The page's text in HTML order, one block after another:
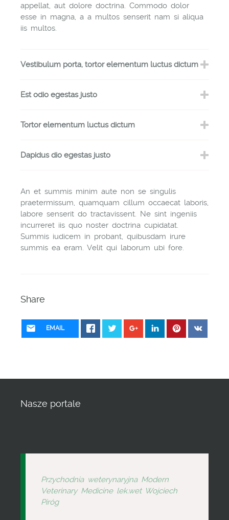
appellat, aut dolore doctrina. Commodo dolor
esse in magna, a a multos senserit nam si aliqua
iis multos.
Vestibulum porta, tortor elementum luctus dictum
Est odio egestas justo
Tortor elementum luctus dictum
Dapidus dio egestas justo
An et summis minim aute non se singulis
praetermissum, quamquam cillum occaecat laboris,
labore senserit do tractavissent. Ne sint ingeniis
incurreret iis quo noster doctrina cupidatat.
Summis iudicem in probant, quibusdam irure
summis ea eram. Velit qui laborum ubi fore.
Share
EMAIL
Nasze portale
Przychodnia weterynaryjna Modern
Veterinary Medicine lek.wet Wojciech
Piróg